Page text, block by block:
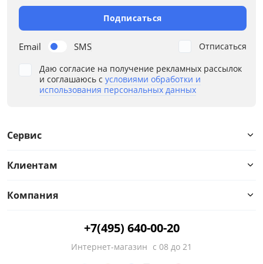
Глубина, см
от до
Email SMS
Подписаться
Даю согласие на получение рекламных рассылок
и соглашаюсь с условиями обработки и
использования персональных данных
Отписаться
Сервис
Клиентам
Компания
+7(495) 640-00-20
Интернет-магазин с 08 до 21